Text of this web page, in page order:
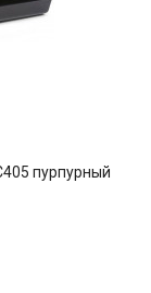
пурпурный